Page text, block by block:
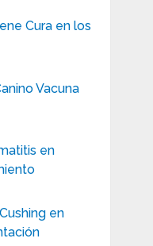
Cura en los
Vacuna
en
en